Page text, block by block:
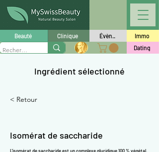
Beauté Clinique Évèn..
Immo
Dating
Ingrédient sélectionné
< Retour
Isomérat de saccharide
L'isomérat de saccharide est un complexe glucidique 100 % végétal,